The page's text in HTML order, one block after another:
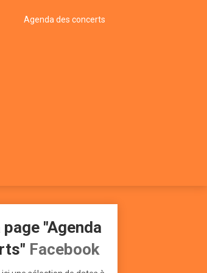
Agenda des concerts
page "Agenda
Facebook